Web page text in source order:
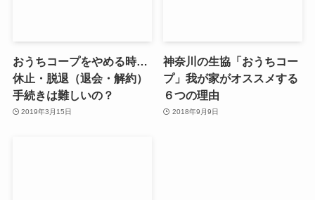
おうちコープをやめる時…
休止・脱退（退会・解約）
手続きは難しいの？
2019年3月15日
神奈川の生協「おうちコー
プ」我が家がオススメする
６つの理由
2018年9月9日